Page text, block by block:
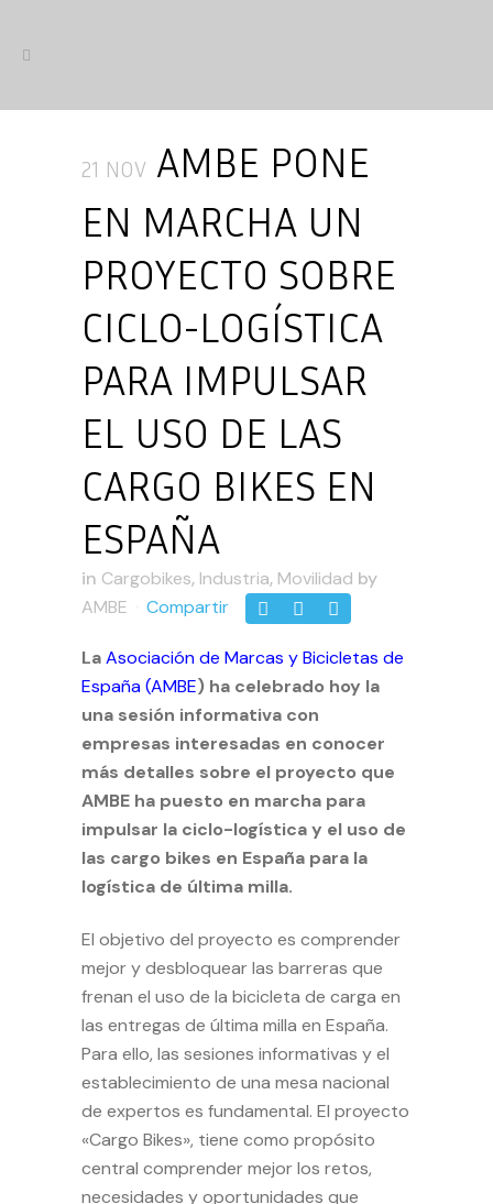
21 NOV AMBE PONE
EN MARCHA UN
PROYECTO SOBRE
CICLO-LOGÍSTICA
PARA IMPULSAR
EL USO DE LAS
CARGO BIKES EN
ESPAÑA
in Cargobikes, Industria, Movilidad by
AMBE
Compartir
LaAsociación de Marcas y Bicicletas de
España (AMBE) ha celebrado hoy la
una sesión informativa con
empresas interesadas en conocer
más detalles sobre el proyecto que
AMBE ha puesto en marcha para
impulsar la ciclo-logística y el uso de
las cargo bikes en España para la
logística de última milla.
El objetivo del proyecto es comprender
mejor y desbloquear las barreras que
frenan el uso de la bicicleta de carga en
las entregas de última milla en España.
Para ello, las sesiones informativas y el
establecimiento de una mesa nacional
de expertos es fundamental. El proyecto
«Cargo Bikes», tiene como propósito
central comprender mejor los retos,
necesidades y oportunidades que